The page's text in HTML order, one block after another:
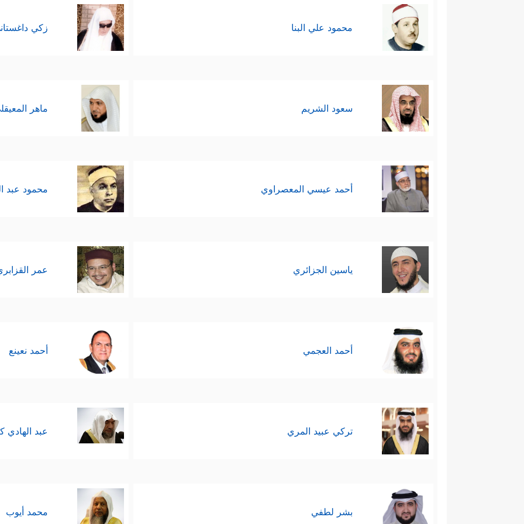
فقد يكون النص التوراتي موجودا فينسخه الله بنص القرآن لحكمة يقتضيها التدرج
وقد يكون النص التوراتي قد فُقد أو
بسبب التحريف الذي تقدمت الإشارة
مناسبته لحياة الناس ومصالحهم.
رفضهم لرسالة محمد
، وبعد آية النسخ تكررت المناقشة ذاتها، وتقرير حال بني
مَا تَبَیَّنَ لَهُمُ ٱلۡحَقُّ﴾والبحث الأصولي المعروف لآية النسخ لا يتأتى إلا بقطعها من هذا
أما المعنى الذي يتَّسِق مع السياق فخلاصتُه: أن آيات القرآن قد نسخت ما خالفها من
وأنَّها أتمَّت النقص والنسيان الذي حصل في التوراة بسبب طول الزمن والتدخّل
وعليه فإن القرآن هو كلام الله الذي ختم به الرسالات، وجعله الله حاكمًا ومهيمنًا
رابعًا: العبرة بالدليل لا بالأمانيِّ:
والمجادلة.
العلمي؛ فالباحث الحق يطلب الحقيقة ويسعى لها سواء كانت كما يتمنى أو لا.
محمود علي البنا زكي
سعود الشريم ماهر
أحمد عيسي المعصراوي محمود عبد
ياسين الجزائري عمر
أحمد العجمي أحمد نعينع
تركي عبيد المري عبد الهادي
بشر لطفي محمد أيوب